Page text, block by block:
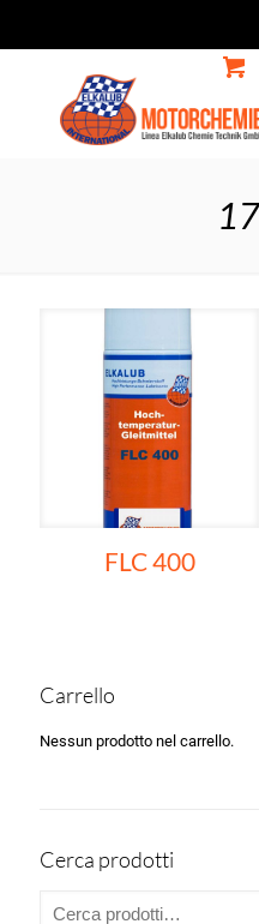
0
FLC 400
Carrello
Nessun prodotto nel carrello.
Cerca prodotti